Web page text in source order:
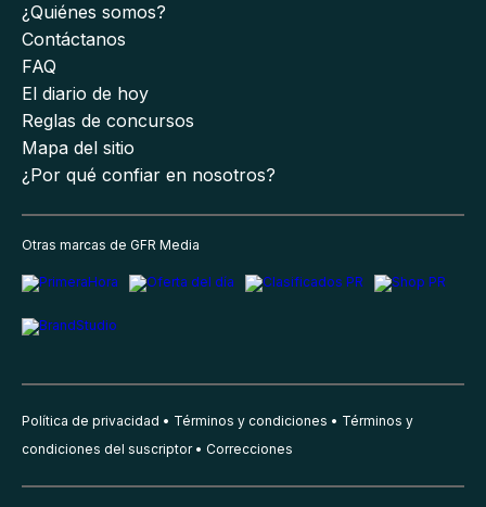
¿Quiénes somos?
Contáctanos
FAQ
El diario de hoy
Reglas de concursos
Mapa del sitio
¿Por qué confiar en nosotros?
Otras marcas de GFR Media
Política de privacidad Términos y condiciones
Términos y
condiciones del suscriptor
Correcciones